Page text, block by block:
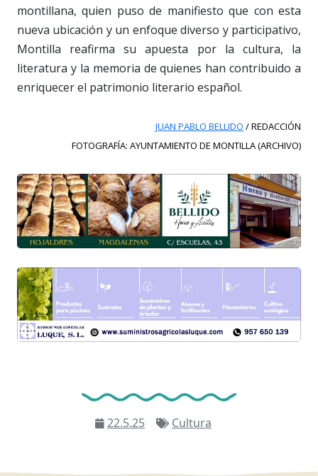
montillana, quien puso de manifiesto que con esta
nueva ubicación y un enfoque diverso y participativo,
Montilla reafirma su apuesta por la cultura, la
literatura y la memoria de quienes han contribuido a
enriquecer el patrimonio literario español.
JUAN PABLO BELLIDO / REDACCIÓN
FOTOGRAFÍA: AYUNTAMIENTO DE MONTILLA (ARCHIVO)
22.5.25 Cultura